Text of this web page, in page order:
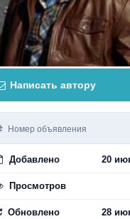
Написать автору
Номер объявления
Добавлено 20
Просмотров
Обновлено 28